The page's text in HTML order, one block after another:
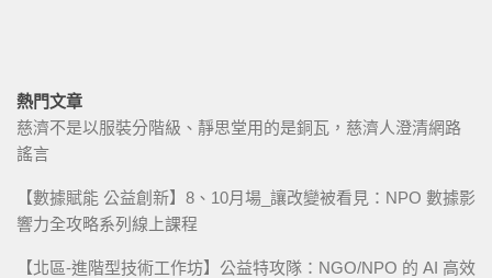
熱門文章
慈濟不是以服裝分階級、靜思堂用的是銅瓦，慈濟人澄清網路
謠言
【數據賦能 公益創新】8、10月場_讓改變被看見：NPO 數據影
響力全攻略系列線上課程
【北區-進階型技術工作坊】公益特攻隊：NGO/NPO 的 AI 高效